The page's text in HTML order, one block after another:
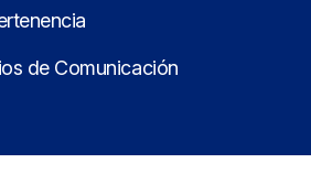
de Comunicación